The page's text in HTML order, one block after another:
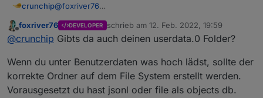
crunchip@foxriver76
foxriver76 DEVELOPER schrieb am 12. Feb. 2022, 19:59
zuletzt editiert von
@crunchip Gibts da auch deinen userdata.0 Folder?
Wenn du unter Benutzerdaten was hoch lädst, sollte der
korrekte Ordner auf dem File System erstellt werden.
Vorausgesetzt du hast jsonl oder file als objects db.